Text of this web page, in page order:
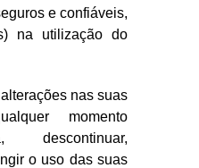
e confiáveis,
na utilização do
nas suas
momento
descontinuar,
o uso das suas